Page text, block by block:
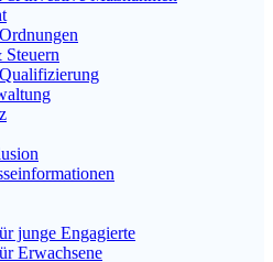
junge Engagierte
Erwachsene